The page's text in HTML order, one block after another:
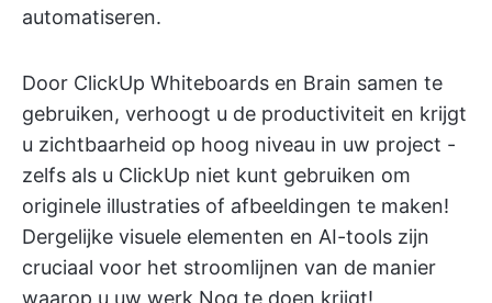
automatiseren.
Door ClickUp Whiteboards en Brain samen te
gebruiken, verhoogt u de productiviteit en krijgt
u zichtbaarheid op hoog niveau in uw project -
zelfs als u ClickUp niet kunt gebruiken om
originele illustraties of afbeeldingen te maken!
Dergelijke visuele elementen en AI-tools zijn
cruciaal voor het stroomlijnen van de manier